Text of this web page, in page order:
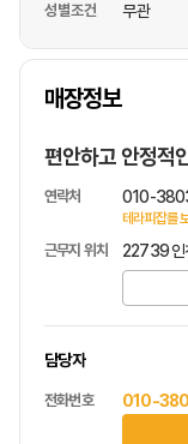
성별조건 무관
매장정보
상호명
편안하고 안정적
연락처 010-
테라피잡를
근무지 위치 22739 인
담당자
전화번호 010-